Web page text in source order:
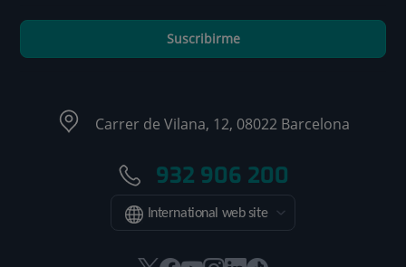
Suscribirme
Carrer de Vilana, 12, 08022 Barcelona
932 906 200
International web site